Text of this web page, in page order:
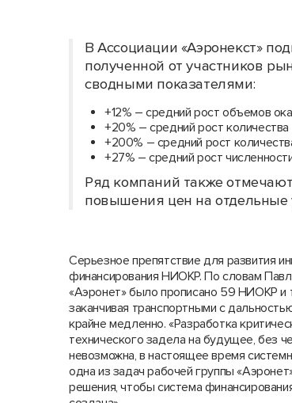
В Ассоциации «Аэронекст»
полученной от участников
сводными показателями:
+12% – средний рост объемов
+20% – средний рост
+200% – средний рост
+27% – средний рост
Ряд компаний также
повышения цен на отдельные
Серьезное препятствие для развития
финансирования НИОКР. По словам
«Аэронет» было прописано 59 НИОКР и
заканчивая транспортными с
крайне медленно. «Разработка
технического задела на будущее, без
невозможна, в настоящее время
одна из задач рабочей группы
решения, чтобы система